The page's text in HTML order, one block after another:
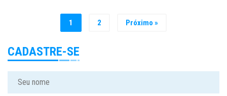
1 2 Próximo »
CADASTRE-SE